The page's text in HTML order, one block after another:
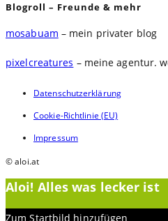
close
the
Blogroll – Freunde & mehr
mosabuam – mein privater blog
pixelcreatures – meine agentur.
Datenschutzerklärung
Cookie-Richtlinie (EU)
Impressum
© aloi.at
Aloi! Alles was lecker ist
Zum Startbild hinzufügen